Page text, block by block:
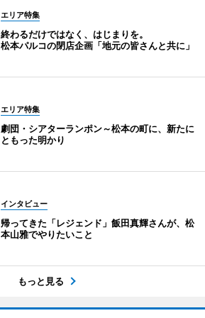
エリア特集
終わるだけではなく、はじまりを。
松本パルコの閉店企画「地元の皆さんと共に」
エリア特集
劇団・シアターランポン～松本の町に、新たに
ともった明かり
インタビュー
帰ってきた「レジェンド」飯田真輝さんが、松
本山雅でやりたいこと
もっと見る